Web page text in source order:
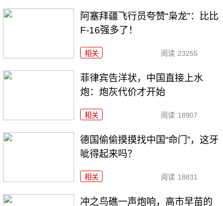
阿塞拜疆飞行员夸赞“枭龙”：比比
F-16强多了！
相关 阅读 23255
菲律宾告洋状，中国直接上水
炮：炮灰代价才开始
相关 阅读 18907
德国偷偷摸摸找中国“命门”，这牙
呲得起来吗？
相关 阅读 18831
冲之鸟礁一声炮响，高市早苗的